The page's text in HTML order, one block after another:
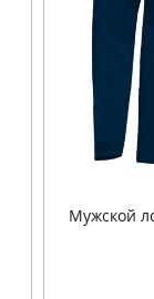
Мужской